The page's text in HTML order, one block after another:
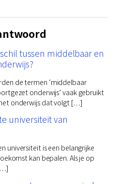
tussen middelbaar en
de termen ‘middelbaar
onderwijs’ vaak gebruikt
onderwijs dat volgt […]
universiteit van
universiteit is een belangrijke
kan bepalen. Als je op